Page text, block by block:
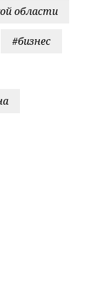
области
#бизнес